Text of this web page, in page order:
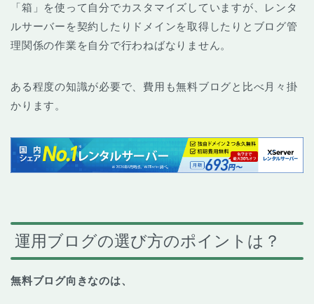
「箱」を使って自分でカスタマイズしていますが、レンタ
ルサーバーを契約したりドメインを取得したりとブログ管
理関係の作業を自分で行わねばなりません。
ある程度の知識が必要で、費用も無料ブログと比べ月々掛
かります。
運用ブログの選び方のポイントは？
無料ブログ向きなのは、